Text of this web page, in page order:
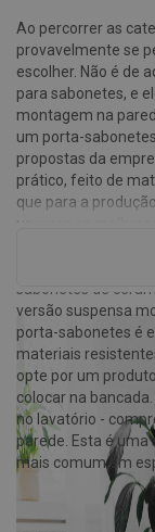
Ao percorrer as
provavelmente se
escolher. Não é de
para sabonetes, e
montagem na
um porta-
propostas da
prático, feito de
que para a
usamos os
sabonetes de
versão suspensa
porta-sabonetes é
materiais
opte por um
colocar na
no lavatório -
parede. Esta é uma
mais comum em